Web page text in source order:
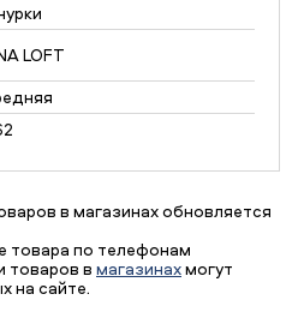
LOFT
в магазинах обновляется
товара по телефонам
товаров в магазинахмогут
на сайте.